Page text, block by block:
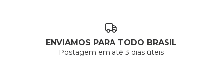
ENVIAMOS PARA TODO BRASIL
Postagem em até 3 dias úteis